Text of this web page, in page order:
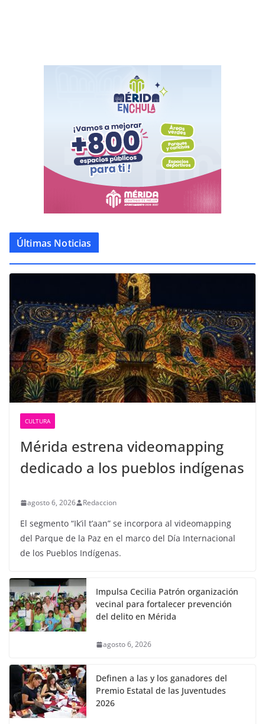
Últimas Noticias
CULTURA
Mérida estrena videomapping
dedicado a los pueblos indígenas
agosto 6, 2026 Redaccion
El segmento “Ik’il t’aan” se incorpora al videomapping
del Parque de la Paz en el marco del Día Internacional
de los Pueblos Indígenas.
Impulsa Cecilia Patrón organización
vecinal para fortalecer prevención
del delito en Mérida
agosto 6, 2026
Definen a las y los ganadores del
Premio Estatal de las Juventudes
2026